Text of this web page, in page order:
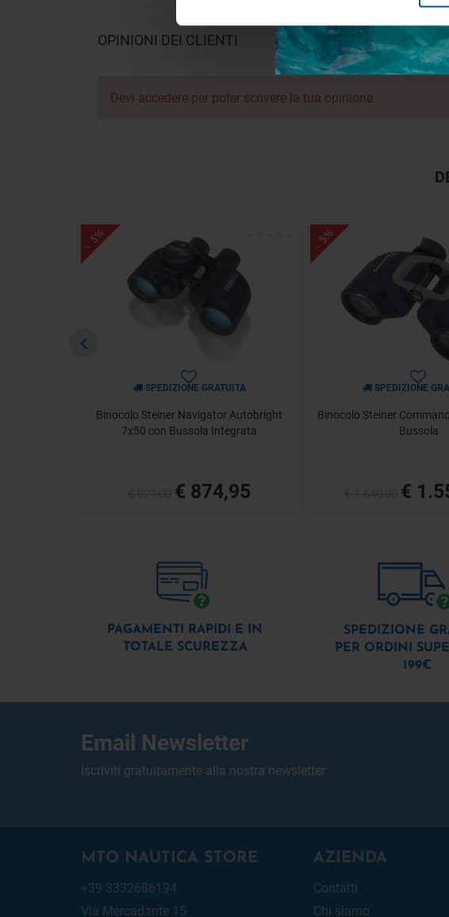
OPINIONI DEI CLIENTI
Devi accedere per poter scrivere la tua opinione.
- 5%
SPEDIZIONE GRATUITA
Binocolo Steiner Navigator Autobright
7x50 con Bussola Integrata
€ 874,95
- 5%
SPEDIZIONE
Binocolo Steiner
Bussola
€
PAGAMENTI RAPIDI E IN
TOTALE SCUREZZA
SPEDIZIONE
PER ORDINI
199€
Email Newsletter
Iscriviti gratuitamente alla nostra newsletter
MTO NAUTICA STORE
+39 3332686194
Via Mercadante 15
AZIENDA
Contatti
Chi siamo